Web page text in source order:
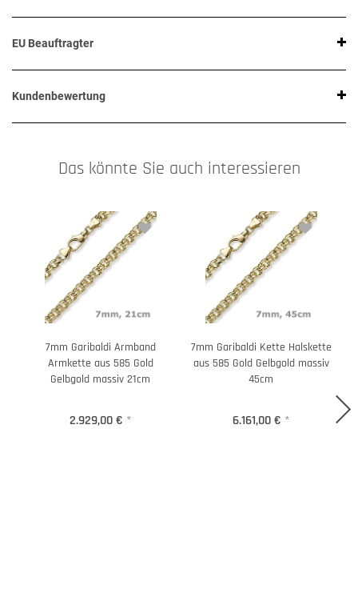
EU Beauftragter
Kundenbewertung
Das könnte Sie auch interessieren
7mm Garibaldi Armband
Armkette aus 585 Gold
Gelbgold massiv 21cm
2.929,00 € *
7mm Garibaldi Kette Halskette
aus 585 Gold Gelbgold massiv
45cm
6.161,00 € *